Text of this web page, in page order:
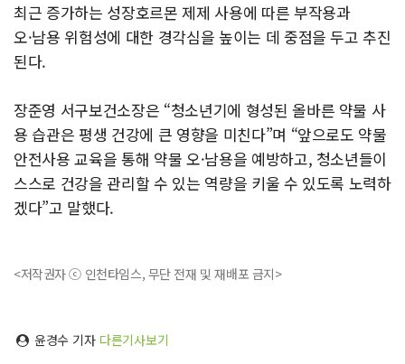
최근 증가하는 성장호르몬 제제 사용에 따른 부작용과
오·남용 위험성에 대한 경각심을 높이는 데 중점을 두고 추진
된다.
장준영 서구보건소장은 “청소년기에 형성된 올바른 약물 사
용 습관은 평생 건강에 큰 영향을 미친다”며 “앞으로도 약물
안전사용 교육을 통해 약물 오·남용을 예방하고, 청소년들이
스스로 건강을 관리할 수 있는 역량을 키울 수 있도록 노력하
겠다”고 말했다.
<저작권자 ⓒ 인천타임스, 무단 전재 및 재배포 금지>
윤경수 기자 다른기사보기